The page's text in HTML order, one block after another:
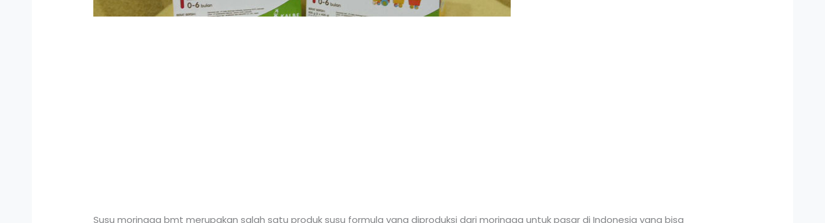
Susu morinaga bmt merupakan salah satu produk susu formula yang diproduksi dari morinaga untuk pasar di Indonesia yang bisa